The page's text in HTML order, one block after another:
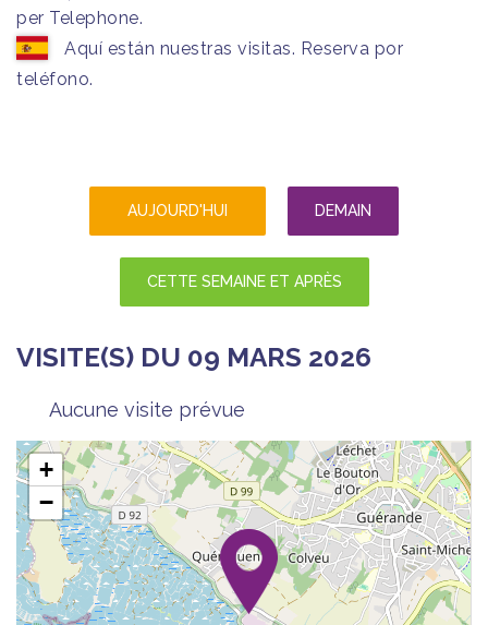
per Telephone.
Aquí están nuestras visitas. Reserva por
teléfono.
AUJOURD'HUI DEMAIN
CETTE SEMAINE ET APRÈS
VISITE(S) DU 09 MARS 2026
Aucune visite prévue
+
−